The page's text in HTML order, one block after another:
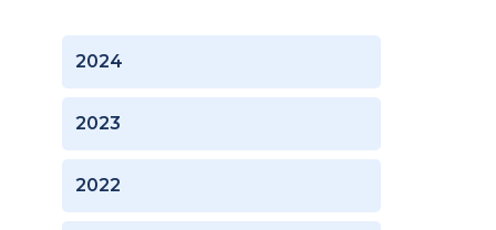
2024
2023
2022